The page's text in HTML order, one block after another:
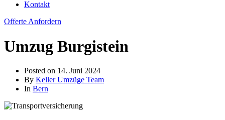
Kontakt
Offerte Anfordern
Umzug Burgistein
Posted on 14. Juni 2024
By Keller Umzüge Team
In Bern